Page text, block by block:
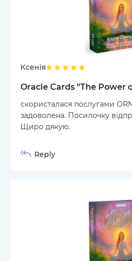
Ксенія
Oracle Cards "The Power
скористалася послугами
задоволена. Посилочку
Щиро дякую.
Reply